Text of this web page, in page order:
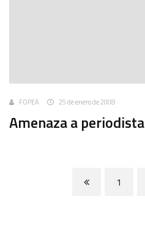
FOPEA 25 de enero de 2008
Amenaza a periodista
1